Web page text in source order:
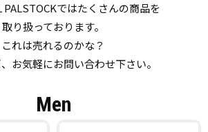
PALSTOCKではたくさんの商品を
取り扱っております。
これは売れるのかな？
お気軽にお問い合わせ下さい。
Men